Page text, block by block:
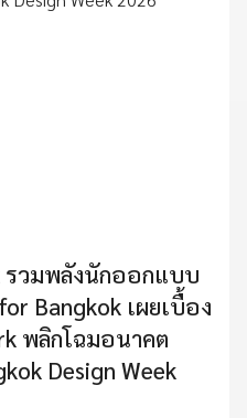
รวมพลังนักออกแบบ
Bangkok เผยเบื้อง
พลิกโฉมอนาคต
Design Week